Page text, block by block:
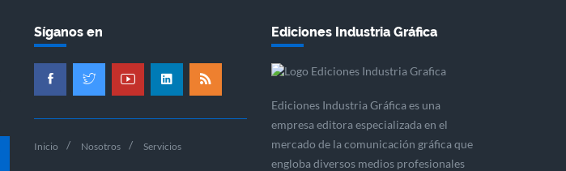
Síganos en
Inicio Nosotros Servicios
Ediciones Industria Gráfica
Ediciones Industria Gráfica es una
empresa editora especializada en el
mercado de la comunicación gráfica que
engloba diversos medios profesionales